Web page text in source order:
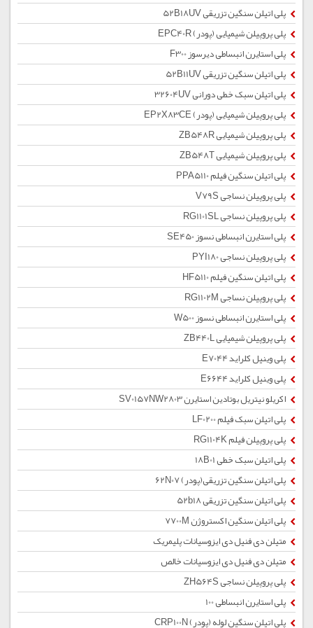
پلی اتیلن سنگین تزریقی 52B18UV
پلی پروپیلن شیمیایی (پودر) EPC40R
پلی استایرن انبساطی دیرسوز F300
پلی اتیلن سنگین تزریقی 52B11UV
پلی اتیلن سبک خطی دورانی 32604UV
پلی پروپیلن شیمیایی (پودر) EP2X83CE
پلی پروپیلن شیمیایی ZB548R
پلی پروپیلن شیمیایی ZB548T
پلی اتیلن سنگین فیلم PPA5110
پلی پروپیلن نساجی V79S
پلی پروپیلن نساجی RG1101SL
پلی استایرن انبساطی نسوز SE450
پلی پروپیلن نساجی PYI180
پلی اتیلن سنگین فیلم HF5110
پلی پروپیلن نساجی RG1102M
پلی استایرن انبساطی نسوز W500
پلی پروپیلن شیمیایی ZB440L
پلی وینیل کلراید E7044
پلی وینیل کلراید E6644
اکریلو نیتریل بوتادین استایرن SV0157NW2803
پلی اتیلن سبک فیلم LF0200
پلی پروپیلن فیلم RG1104K
پلی اتیلن سبک خطی 18B01
پلی اتیلن سنگین تزریقی(پودر) 62N07
پلی اتیلن سنگین تزریقی 52b18
پلی اتیلن سنگین اکستروژن 7700M
متیلن دی فنیل دی ایزوسیانات پلیمریک
متیلن دی فنیل دی ایزوسیانات خالص
پلی پروپیلن نساجی ZH564S
پلی استایرن انبساطی 100
پلی اتیلن سنگین لوله (پودر) CRP100N